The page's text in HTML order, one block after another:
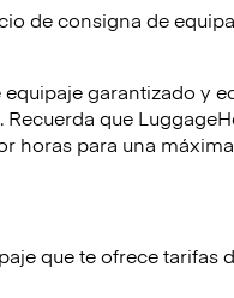
de consigna de
garantizado y
. Recuerda que
horas para una
que te ofrece tarifas